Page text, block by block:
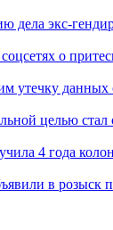
дела экс-
о
утечку
целью
4 года
в розыск